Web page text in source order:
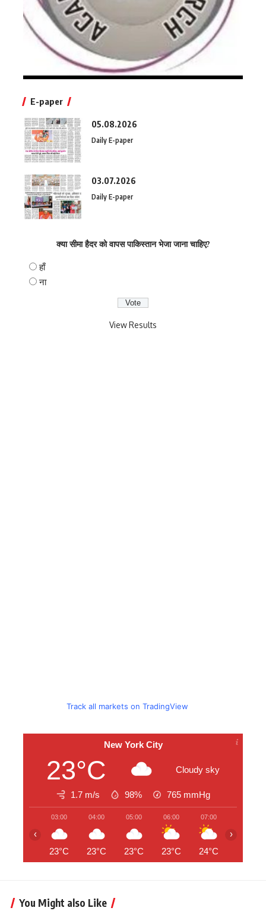
E-paper
05.08.2026
Daily E-paper
03.07.2026
Daily E-paper
क्या सीमा हैदर को वापस पाकिस्तान भेजा जाना चाहिए?
हाँ
ना
View Results
Track all markets on TradingView
New York City
23°C Cloudy sky
1.7 m/s 98% 765 mmHg
03:00
23°C
04:00
23°C
05:00
23°C
06:00
23°C
07:00
24°C
‹ ›
You Might also Like